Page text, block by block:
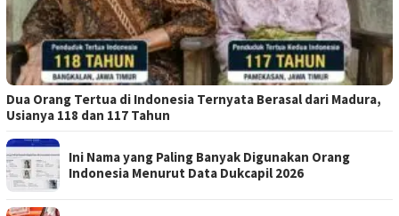
Dua Orang Tertua di Indonesia Ternyata Berasal dari Madura,
Usianya 118 dan 117 Tahun
Ini Nama yang Paling Banyak Digunakan Orang
Indonesia Menurut Data Dukcapil 2026